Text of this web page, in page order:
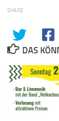
SHARE
DAS